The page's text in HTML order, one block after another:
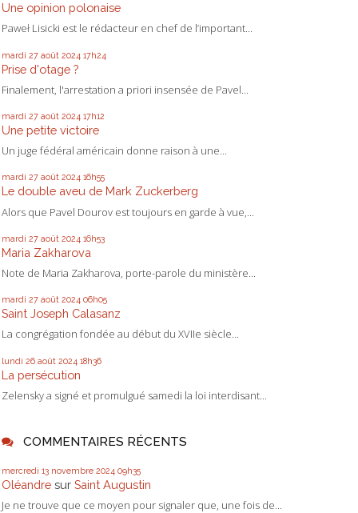
Une opinion polonaise
Paweł Lisicki est le rédacteur en chef de l’important...
mardi 27 août 2024 17h24
Prise d'otage ?
Finalement, l'arrestation a priori insensée de Pavel...
mardi 27 août 2024 17h12
Une petite victoire
Un juge fédéral américain donne raison à une...
mardi 27 août 2024 16h55
Le double aveu de Mark Zuckerberg
Alors que Pavel Dourov est toujours en garde à vue,...
mardi 27 août 2024 16h53
Maria Zakharova
Note de Maria Zakharova, porte-parole du ministère...
mardi 27 août 2024 06h05
Saint Joseph Calasanz
La congrégation fondée au début du XVIIe siècle...
lundi 26 août 2024 18h36
La persécution
Zelensky a signé et promulgué samedi la loi interdisant...
COMMENTAIRES RÉCENTS
mercredi 13 novembre 2024 09h35
Oléandre sur Saint Augustin
Je ne trouve que ce moyen pour signaler que, une fois de...